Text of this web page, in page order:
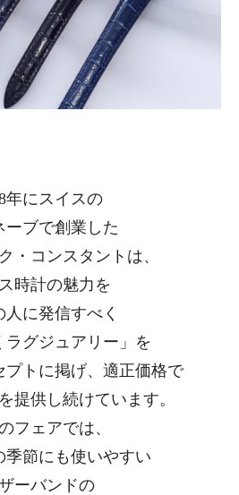
年にスイスの
ーブで創業した
・コンスタントは、
時計の魅力を
人に発信すべく
ラグジュアリー」を
プトに掲げ、適正価格で
提供し続けています。
フェアでは、
季節にも使いやすい
ーバンドの